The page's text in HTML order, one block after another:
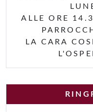
ALLE ORE
LA CARA